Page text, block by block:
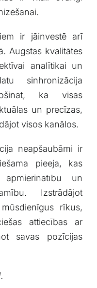
ir ‍jāinvestē arī
Augstas kvalitātes
analītikai un
sinhronizācija
‌ka ​visas
un precīzas,
visos kanālos.
neapšaubāmi ir
pieeja, kas
un
Izstrādājot
rīkus,
attiecības ar
savas pozīcijas